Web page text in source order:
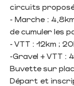
circuits
- Marche :
de cumuler les
- VTT : 12km ;
-Gravel + VTT :
Buvette sur
Départ et